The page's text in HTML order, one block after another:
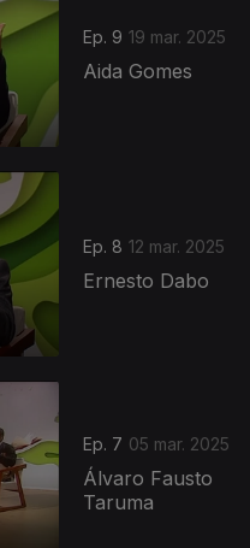
Ep. 9 19 mar. 2025
Aida Gomes
Ep. 8 12 mar. 2025
Ernesto Dabo
Ep. 7 05 mar. 2025
Álvaro Fausto
Taruma